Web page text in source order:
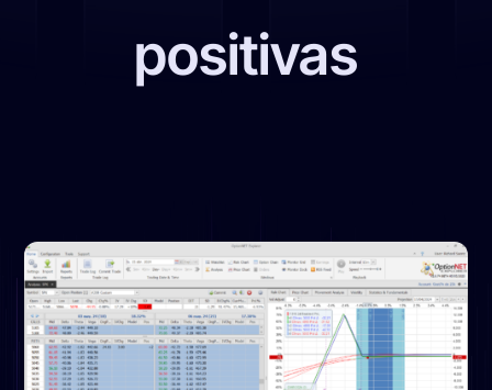
positivas